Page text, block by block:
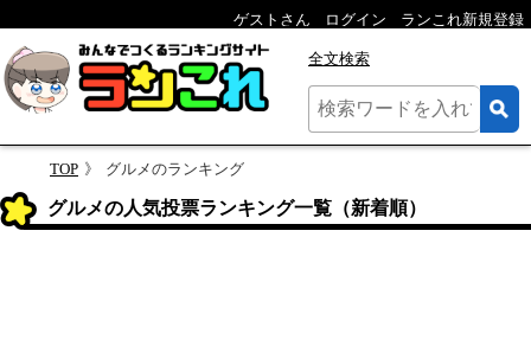
ゲストさん ログイン ランこれ新規登録
全文検索
TOP グルメのランキング
グルメの人気投票ランキング一覧（新着順）